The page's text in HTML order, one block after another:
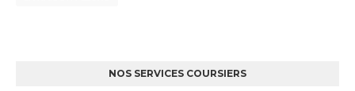
NOS SERVICES COURSIERS